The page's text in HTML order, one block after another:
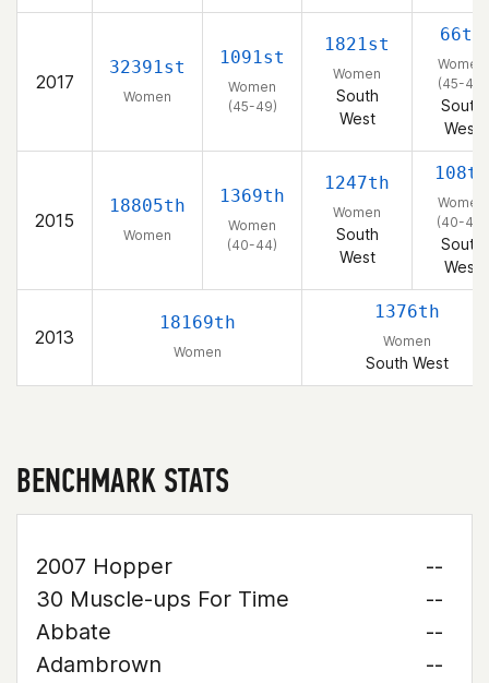
2017
32391st
Women
1091st
Women
(45-49)
1821st
Women
South
West
66th
Women
(45-49)
South
West
2015
18805th
Women
1369th
Women
(40-44)
1247th
Women
South
West
108th
Women
(40-44)
South
West
2013
18169th
Women
1376th
Women
South West
BENCHMARK STATS
2007 Hopper
--
30 Muscle-ups For Time
--
Abbate
--
Adambrown
--